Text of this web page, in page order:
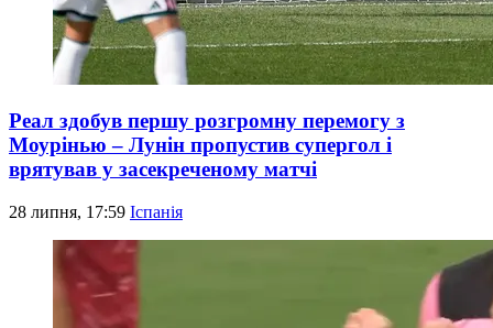
Реал здобув першу розгромну перемогу з
Моурінью – Лунін пропустив супергол і
врятував у засекреченому матчі
28 липня, 17:59 Іспанія